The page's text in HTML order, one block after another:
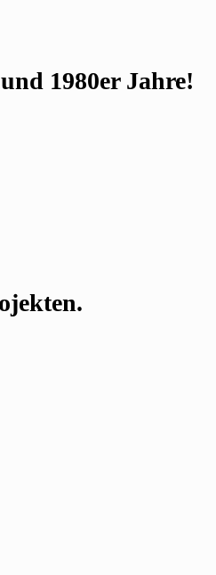
1980er Jahre!